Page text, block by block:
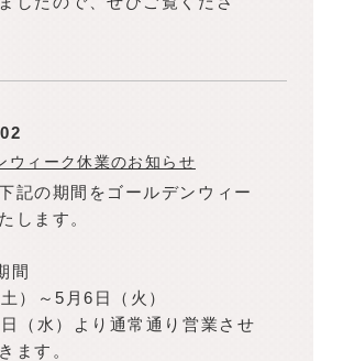
ウィーク休業のお知らせ
記の期間をゴールデンウィー
します。
間
）～5月6日（火）
（水）より通常通り営業させ
ます。